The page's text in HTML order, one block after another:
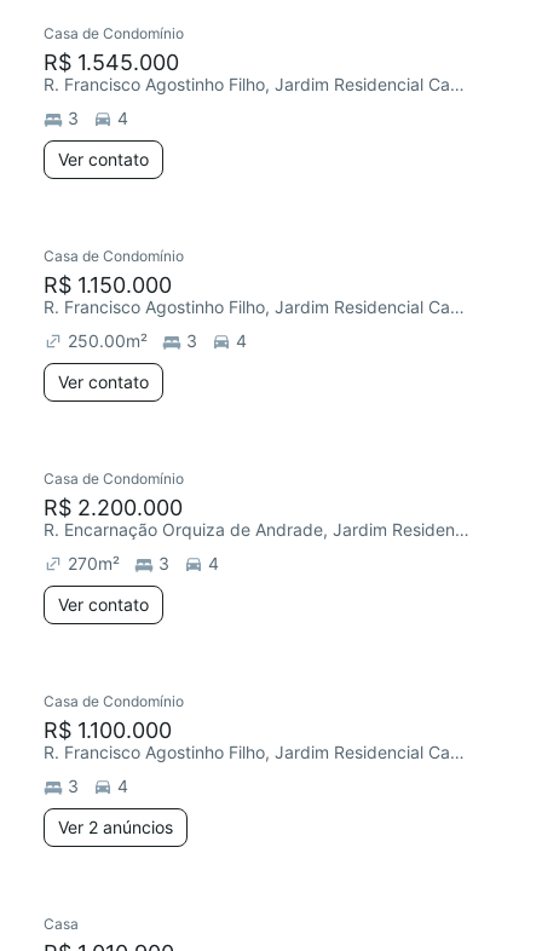
Casa de Condomínio
R$ 1.545.000
R. Francisco Agostinho Filho, Jardim Residencial Campos do Conde
3
4
Ver contato
Casa de Condomínio
R$ 1.150.000
R. Francisco Agostinho Filho, Jardim Residencial Campos do Conde
250.00m² 3
4
Ver contato
Chegou este mês
Casa de Condomínio
R$ 2.200.000
R. Encarnação Orquiza de Andrade, Jardim Residencial Campos do Conde
270m² 3
4
Ver contato
Casa de Condomínio
R$ 1.100.000
R. Francisco Agostinho Filho, Jardim Residencial Campos do Conde
3
4
Ver 2 anúncios
Casa